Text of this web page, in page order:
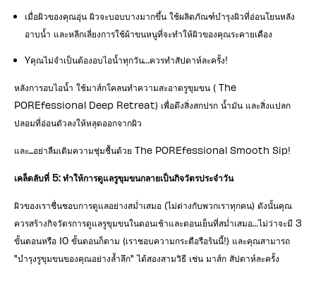
เมื่อผิวของคุณอุ่น ผิวจะบอบบางมากขึ้น ใช้ผลิตภัณฑ์บำรุงผิวที่อ่อนโยนหลัง
อาบน้ำ และหลีกเลี่ยงการใช้ผ้าขนหนูที่จะทำให้ผิวของคุณระคายเคือง
Yคุณไม่จำเป็นต้องอบไอน้ำทุกวัน…ควรทำสัปดาห์ละครั้ง!
หลังการอบไอน้ำ ใช้มาส์กโคลนทำความสะอาดรูขุมขน ( The
POREfessional Deep Retreat) เพื่อดึงสิ่งสกปรก น้ำมัน และสิ่งแปลก
ปลอมที่อ่อนตัวลงให้หลุดออกจากผิว
และ...อย่าลืมเติมความชุ่มชื้นด้วย The POREfessional Smooth Sip!
เคล็ดลับที่ 5: ทำให้การดูแลรูขุมขนกลายเป็นกิจวัตรประจำวัน
ผิวของเราชื่นชอบการดูแลอย่างสม่ำเสมอ (ไม่ต่างกับพวกเราทุกคน) ดังนั้นคุณ
ควรสร้างกิจวัตรการดูแลรูขุมขนในตอนเช้าและตอนเย็นที่สม่ำเสมอ…ไม่ว่าจะมี 3
ขั้นตอนหรือ 10 ขั้นตอนก็ตาม (เราชอบความกระตือรือร้นนี้!) และคุณสามารถ
"บำรุงรูขุมขนของคุณอย่างล้ำลึก" ได้สองสามวิธี เช่น มาส์ก สัปดาห์ละครั้ง